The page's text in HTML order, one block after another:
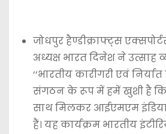
जोधपुर हैण्डीक्राफ्ट्स
अध्यक्ष भारत दिनेश ने उत्साह
‘‘भारतीय कारीगरी एवं
संगठन के रूप में हमें खुशी है
साथ मिलकर आईएमएम
हैं। यह कार्यक्रम भारतीय